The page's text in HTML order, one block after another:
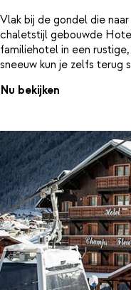
Vlak bij de gondel die
chaletstijl gebouwde
familiehotel in een
sneeuw kun je zelfs terug
Nu bekijken